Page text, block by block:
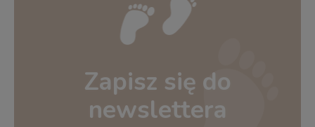
Zapisz się do
newslettera